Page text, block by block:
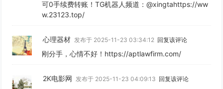
可0手续费转账！TG机器人频道：@xingtahttps://ww
w.23123.top/
心理器材 发布于 2025-11-23 03:34:12 回复该评论
刚分手，心情不好！https://aptlawfirm.com/
2K电影网 发布于 2025-11-23 04:09:13 回复该评论